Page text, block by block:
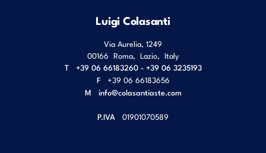
Luigi Colasanti
Via Aurelia, 1249
00166 Roma Lazio Italy
T
+39 06 66183260 - +39 06 3235193
F
+39 06 66183656
M info@colasantiaste.com
P.IVA 01901070589